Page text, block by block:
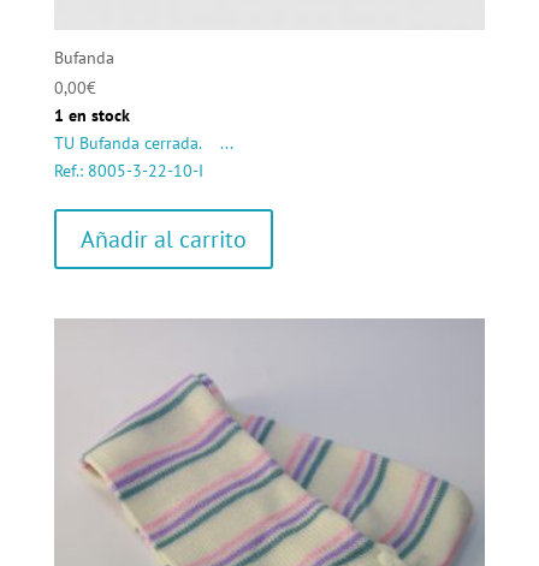
Bufanda
0,00€
1 en stock
TU Bufanda cerrada. ...
Ref.: 8005-3-22-10-I
Añadir al carrito